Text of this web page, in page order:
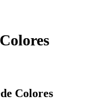
Colores